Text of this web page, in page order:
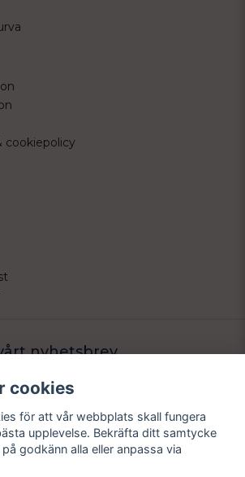
cookiepolicy
nyhetsbrev
Skicka
cookies
för att vår webbplats skall fungera
upplevelse. Bekräfta ditt samtycke
godkänn alla eller anpassa via